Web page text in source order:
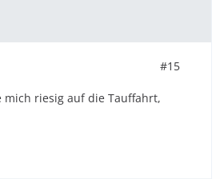
#15
mich riesig auf die Tauffahrt,